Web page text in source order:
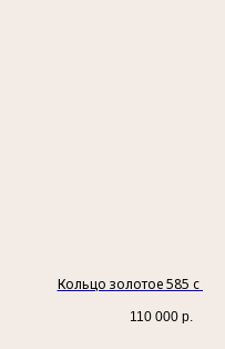
Кольцо золотое 585 с
110 000 р.
Кольца